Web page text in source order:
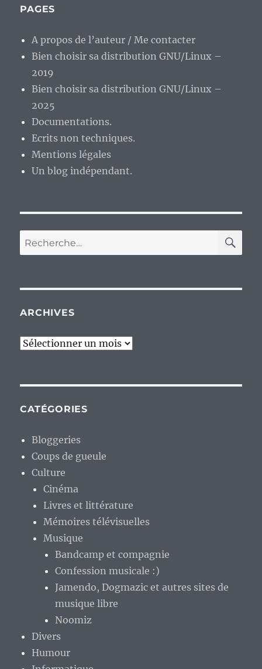
PAGES
A propos de l’auteur / Me contacter
Bien choisir sa distribution GNU/Linux –
2019
Bien choisir sa distribution GNU/Linux –
2025
Documentations.
Ecrits non techniques.
Mentions légales
Un blog indépendant.
Recherche
pour :
ARCHIVES
Archives
CATÉGORIES
Bloggeries
Coups de gueule
Culture
Cinéma
Livres et littérature
Mémoires télévisuelles
Musique
Bandcamp et compagnie
Confession musicale :)
Jamendo, Dogmazic et autres sites de
musique libre
Noomiz
Divers
Humour